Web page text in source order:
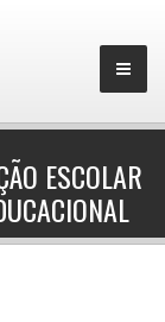
▼
ESCOLAR